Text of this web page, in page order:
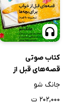
کتاب صوتی
قصه‌های قبل از
خواب برای بچه‌ها -
جانگ شو
۲۰۲,۰۰۰ ت